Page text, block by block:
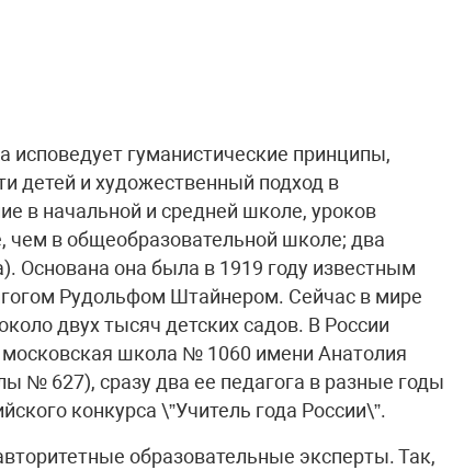
гуманистические принципы,
детей и художественный подход в
в начальной и средней школе, уроков
чем в общеобразовательной школе; два
Основана она была в 1919 году известным
Рудольфом Штайнером. Сейчас в мире
двух тысяч детских садов. В России
школа № 1060 имени Анатолия
№ 627), сразу два ее педагога в разные годы
конкурса \”Учитель года России\”.
образовательные эксперты. Так,